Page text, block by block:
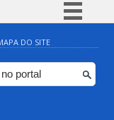
BR
Participe
DO SITE